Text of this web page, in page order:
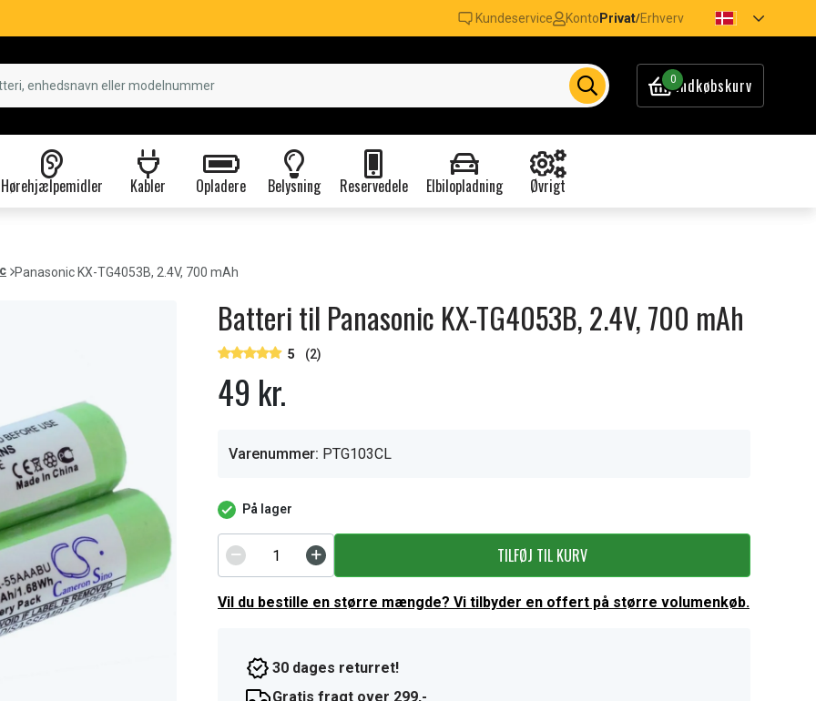
Kundeservice Konto Privat/Erhverv
0Indkøbskurv
Hørehjælpemidler Kabler Opladere Belysning Reservedele Elbilopladning Øvrigt
Panasonic KX-TG4053B, 2.4V, 700 mAh
Batteri til Panasonic KX-TG4053B, 2.4V, 700 mAh
5 (2)
49 kr.
Varenummer: PTG103CL
På lager
TILFØJ TIL KURV
Vil du bestille en større mængde? Vi tilbyder en offert på større volumenkøb.
30 dages returret!
Gratis fragt over 299,-